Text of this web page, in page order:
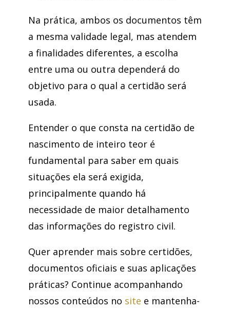
Na prática, ambos os documentos têm
a mesma validade legal, mas atendem
a finalidades diferentes, a escolha
entre uma ou outra dependerá do
objetivo para o qual a certidão será
usada.
Entender o que consta na certidão de
nascimento de inteiro teor é
fundamental para saber em quais
situações ela será exigida,
principalmente quando há
necessidade de maior detalhamento
das informações do registro civil.
Quer aprender mais sobre certidões,
documentos oficiais e suas aplicações
práticas? Continue acompanhando
nossos conteúdos no site e mantenha-